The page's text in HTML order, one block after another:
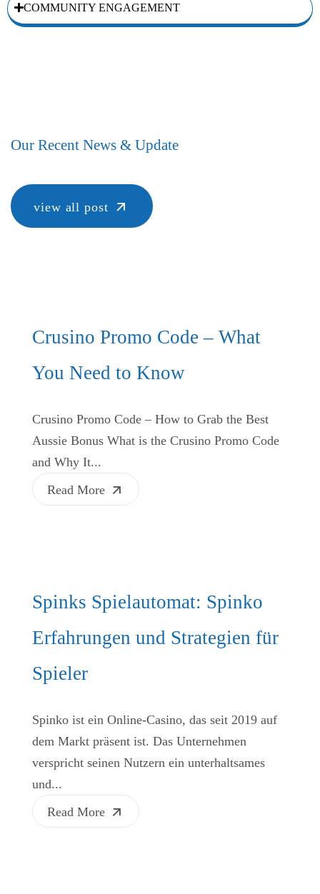
COMMUNITY ENGAGEMENT
Our Recent News & Update
view all post
Crusino Promo Code – What
You Need to Know
Crusino Promo Code – How to Grab the Best
Aussie Bonus What is the Crusino Promo Code
and Why It...
Read More
Spinks Spielautomat: Spinko
Erfahrungen und Strategien für
Spieler
Spinko ist ein Online-Casino, das seit 2019 auf
dem Markt präsent ist. Das Unternehmen
verspricht seinen Nutzern ein unterhaltsames
und...
Read More